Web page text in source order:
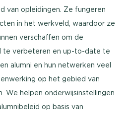
van opleidingen. Ze fungeren
in het werkveld, waardoor ze
verschaffen om de
te verbeteren en up-to-date te
alumni en hun netwerken veel
op het gebied van
We helpen onderwijsinstellingen
op basis van